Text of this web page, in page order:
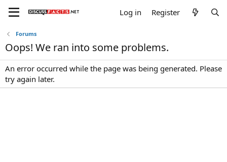
Log in Register
Forums
Oops! We ran into some problems.
An error occurred while the page was being generated. Please
try again later.